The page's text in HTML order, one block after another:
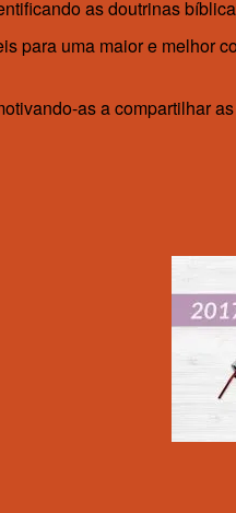
as doutrinas
para uma maior e melhor
as a compartilhar